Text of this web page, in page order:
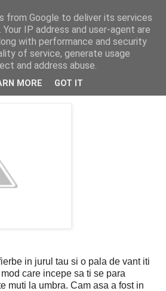
in jurul tau si o pala de vant iti
care incepe sa ti se para
muti la umbra. Cam asa a fost in
from Google to deliver its services
IP address and user-agent are
with performance and security
of service, generate usage
and address abuse.
MORE GOT IT